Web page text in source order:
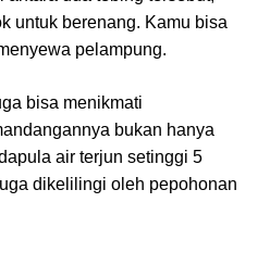
untuk berenang. Kamu bisa
pelampung.
bisa menikmati
bukan hanya
air terjun setinggi 5
dikelilingi oleh pepohonan